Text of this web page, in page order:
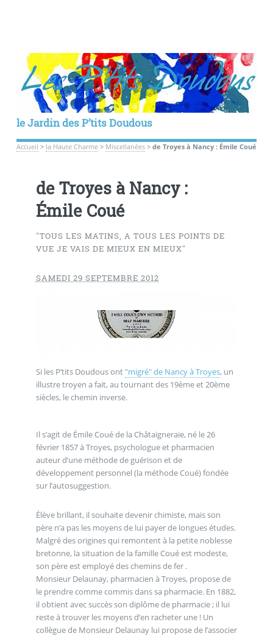
le Jardin des P’tits Doudous
Accueil > la Haute Charme> Miscellanées> de Troyes à Nancy : Émile Coué
de Troyes à Nancy :
Émile Coué
"TOUS LES MATINS, A TOUS LES POINTS DE
VUE JE VAIS DE MIEUX EN MIEUX"
SAMEDI 29 SEPTEMBRE 2012
Si les P’tits Doudous ont "migré" de Nancy à Troyes, un
illustre troyen a fait, au tournant des 19ème et 20ème
siècles, le chemin inverse.
Il s’agit de Émile Coué de la Châtaigneraie, né le 26
février 1857 à Troyes, psychologue et pharmacien
auteur d’une méthode de guérison et de
développement personnel (la méthode Coué) fondée
sur l’autosuggestion.
Élève brillant, il souhaite devenir chimiste, mais son
père n’a pas les moyens de lui payer de longues études.
Malgré des origines qui remontent à la petite noblesse
bretonne, la situation de la famille Coué est modeste,
son père est employé des chemins de fer .
Monsieur Delaunay, pharmacien à Troyes, propose de
le prendre comme commis dans sa pharmacie. En 1882,
il obtient avec succès son diplôme de pharmacie ; il lui
reste à trouver les moyens d’en racheter une ! Un
collègue de Monsieur Delaunay lui propose de l’associer